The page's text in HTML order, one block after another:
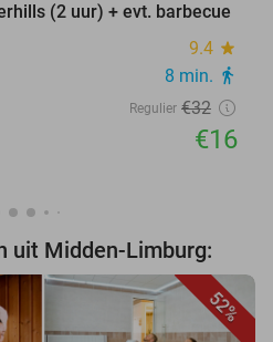
(2 uur) + evt. barbecue
9.4 star
8 min. directions_walk
Regulier €32
€16
uit Midden-Limburg:
52%